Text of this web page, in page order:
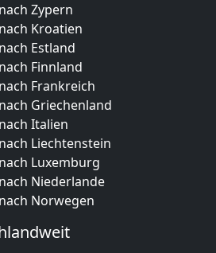
Zypern
Kroatien
Estland
Finnland
Frankreich
Griechenland
Italien
Liechtenstein
Luxemburg
Niederlande
Norwegen